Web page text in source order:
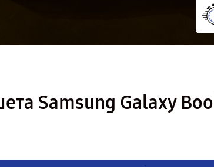
Samsung Galaxy